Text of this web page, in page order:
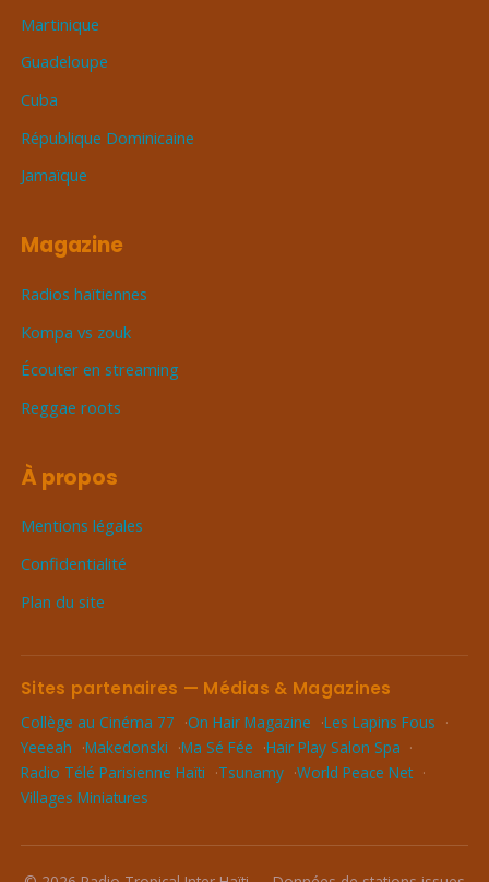
Martinique
Guadeloupe
Cuba
République Dominicaine
Jamaïque
Magazine
Radios haïtiennes
Kompa vs zouk
Écouter en streaming
Reggae roots
À propos
Mentions légales
Confidentialité
Plan du site
Sites partenaires — Médias & Magazines
Collège au Cinéma 77 On Hair Magazine
Les Lapins Fous
Yeeeah
Makedonski Ma Sé Fée
Hair Play Salon Spa
Radio Télé Parisienne Haïti
Tsunamy
World Peace Net
Villages Miniatures